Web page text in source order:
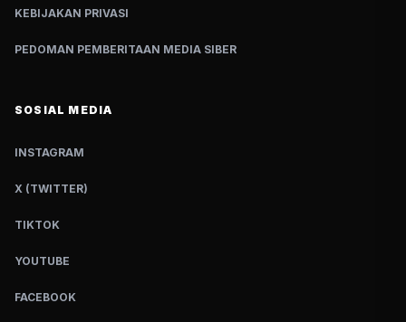
KEBIJAKAN PRIVASI
PEDOMAN PEMBERITAAN MEDIA SIBER
SOSIAL MEDIA
INSTAGRAM
X (TWITTER)
TIKTOK
YOUTUBE
FACEBOOK